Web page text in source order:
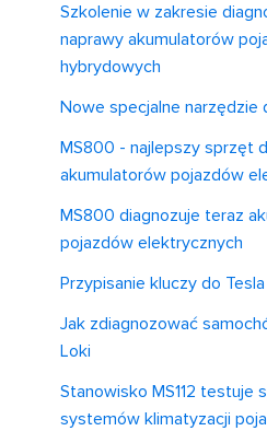
Szkolenie w zakresie
naprawy akumulatorów
hybrydowych
Nowe specjalne narzędzie
MS800 - najlepszy sprzęt
akumulatorów pojazdów
MS800 diagnozuje teraz
pojazdów elektrycznych
Przypisanie kluczy do
Jak zdiagnozować
Loki
Stanowisko MS112 testuje
systemów klimatyzacji